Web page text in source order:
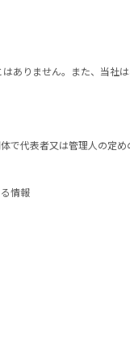
ありません。また、当社
で代表者又は管理人の定
情報